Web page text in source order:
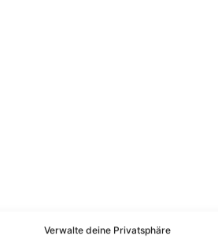
Verwalte deine Privatsphäre